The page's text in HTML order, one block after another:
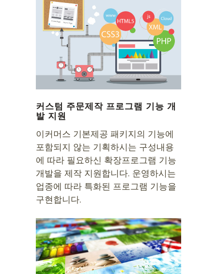
커스텀 주문제작 프로그램 기능 개
발 지원
이커머스 기본제공 패키지의 기능에
포함되지 않는 기획하시는 구성내용
에 따라 필요하신 확장프로그램 기능
개발을 제작 지원합니다. 운영하시는
업종에 따라 특화된 프로그램 기능을
구현합니다.